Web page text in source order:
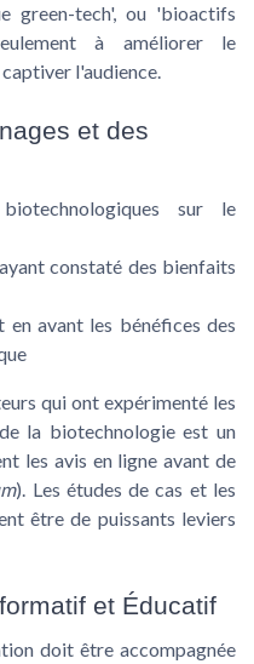
green-tech', ou 'bioactifs
à améliorer le
l'audience.
et des
sur le
constaté des bienfaits
avant les bénéfices des
qui ont expérimenté les
la biotechnologie est un
les avis en ligne avant de
). Les études de cas et les
être de puissants leviers
et Éducatif
doit être accompagnée